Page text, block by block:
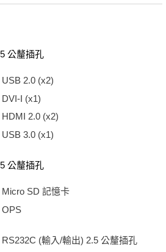
公釐插孔
USB 2.0 (x2)
DVI-I (x1)
HDMI 2.0 (x2)
USB 3.0 (x1)
公釐插孔
Micro SD 記憶卡
OPS
RS232C (輸入/輸出) 2.5 公釐插孔